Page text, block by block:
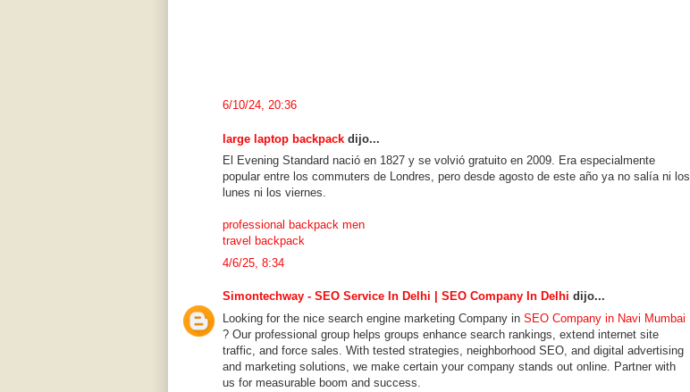
6/10/24, 20:36
large laptop backpack dijo...
El Evening Standard nació en 1827 y se volvió gratuito en 2009. Era especialmente
popular entre los commuters de Londres, pero desde agosto de este año ya no salía ni los
lunes ni los viernes.
professional backpack men
travel backpack
4/6/25, 8:34
Simontechway - SEO Service In Delhi | SEO Company In Delhi dijo...
Looking for the nice search engine marketing Company in SEO Company in Navi Mumbai
? Our professional group helps groups enhance search rankings, extend internet site
traffic, and force sales. With tested strategies, neighborhood SEO, and digital advertising
and marketing solutions, we make certain your company stands out online. Partner with
us for measurable boom and success.